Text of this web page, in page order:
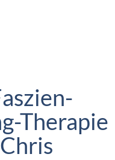
Therapie